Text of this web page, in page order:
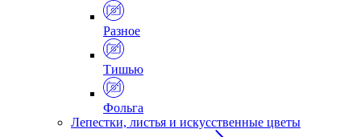
Разное
Тишью
Фольга
Лепестки, листья и искусственные цветы